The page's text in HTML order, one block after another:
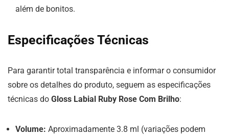
além de bonitos.
Especificações Técnicas
Para garantir total transparência e informar o consumidor
sobre os detalhes do produto, seguem as especificações
técnicas do Gloss Labial Ruby Rose Com Brilho:
Volume: Aproximadamente 3.8 ml (variações podem